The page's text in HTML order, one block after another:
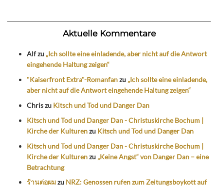
Aktuelle Kommentare
Alfzu „Ich sollte eine einladende, aber nicht auf die Antwort
eingehende Haltung zeigen“
"Kaiserfront Extra"-Romanfanzu „Ich sollte eine einladende,
aber nicht auf die Antwort eingehende Haltung zeigen“
Chriszu Kitsch und Tod und Danger Dan
Kitsch und Tod und Danger Dan - Christuskirche Bochum |
Kirche der Kulturenzu Kitsch und Tod und Danger Dan
Kitsch und Tod und Danger Dan - Christuskirche Bochum |
Kirche der Kulturenzu „Keine Angst“ von Danger Dan – eine
Betrachtung
ร้านต่อผมzu NRZ: Genossen rufen zum Zeitungsboykott auf